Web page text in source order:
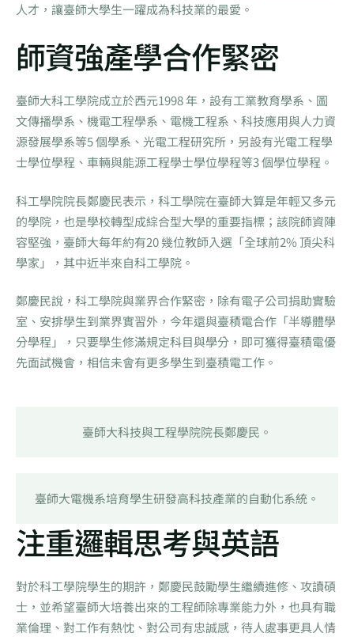
人才，讓臺師大學生一躍成為科技業的最愛。
師資強產學合作緊密
臺師大科工學院成立於西元1998 年，設有工業教育學系、圖
文傳播學系、機電工程學系、電機工程系、科技應用與人力資
源發展學系等5 個學系、光電工程研究所，另設有光電工程學
士學位學程、車輛與能源工程學士學位學程等3 個學位學程。
科工學院院長鄭慶民表示，科工學院在臺師大算是年輕又多元
的學院，也是學校轉型成綜合型大學的重要指標；該院師資陣
容堅強，臺師大每年約有20 幾位教師入選「全球前2% 頂尖科
學家」，其中近半來自科工學院。
鄭慶民說，科工學院與業界合作緊密，除有電子公司捐助實驗
室、安排學生到業界實習外，今年還與臺積電合作「半導體學
分學程」，只要學生修滿規定科目與學分，即可獲得臺積電優
先面試機會，相信未會有更多學生到臺積電工作。
臺師大科技與工程學院院長鄭慶民。
臺師大電機系培育學生研發高科技產業的自動化系統。
注重邏輯思考與英語
對於科工學院學生的期許，鄭慶民鼓勵學生繼續進修、攻讀碩
士，並希望臺師大培養出來的工程師除專業能力外，也具有職
業倫理、對工作有熱忱、對公司有忠誠感，待人處事更具人情